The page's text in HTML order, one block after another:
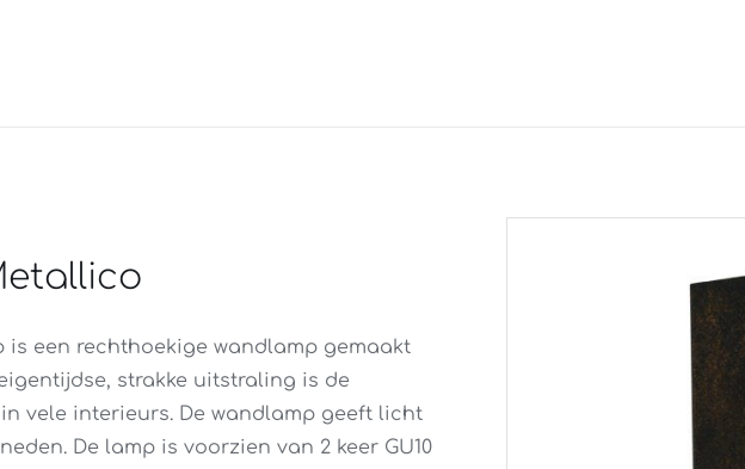
is een rechthoekige wandlamp gemaakt
strakke uitstraling is de
vele interieurs. De wandlamp geeft licht
De lamp is voorzien van 2 keer GU10